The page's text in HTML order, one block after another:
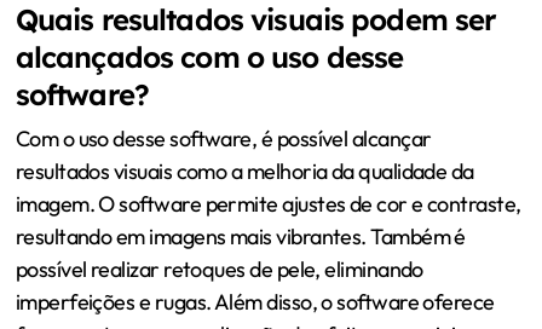
Quais resultados visuais podem ser
alcançados com o uso desse
software?
Com o uso desse software, é possível alcançar
resultados visuais como a melhoria da qualidade da
imagem. O software permite ajustes de cor e contraste,
resultando em imagens mais vibrantes. Também é
possível realizar retoques de pele, eliminando
imperfeições e rugas. Além disso, o software oferece